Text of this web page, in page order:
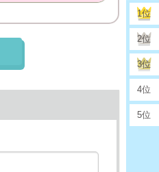
1位
2位
3位
4位
5位